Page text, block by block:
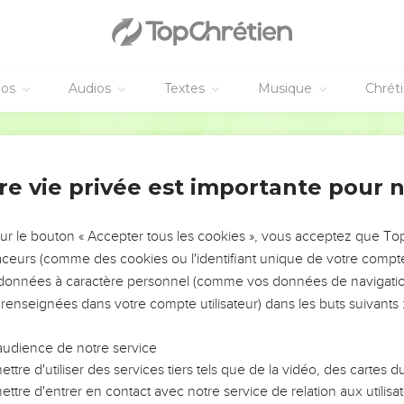
Audios Textes Musique
sont disponibles en vidéo pour le moment.
fléaux
autre prodige grand et admirable : sept anges qui tenaient les
la colère de Dieu.
son nom, qui se tenaient sur la mer de verre, ayant les harpes
de Moïse, serviteur de Dieu, et le cantique de l'Agneau,
ô Seigneur Dieu Tout-Puissant ! Tes voies sont justes et
et ne glorifierait ton nom ? Car tu es le seul Saint ; aussi
devant ta face, parce que tes jugements ont été
les sept plaies, sortirent du temple, vêtus d'un lin pur et
ceintures d'or.
vie privée est importante pour
le bouton « Accepter tous les cookies », vous acceptez que
(comme des cookies ou l'identifiant unique de votre
à caractère personnel (comme vos données de
dans votre compte utilisateur) dans les buts suivants :
de notre service
d'utiliser des services tiers tels que de la vidéo, des cartes
d'entrer en contact avec notre service de relation aux